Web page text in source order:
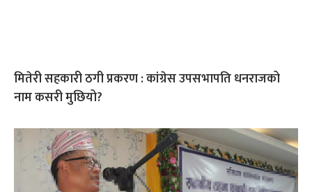
मितेरी सहकारी ठगी प्रकरण : कांग्रेस उपसभापति धनराजको
नाम कसरी मुछियो?